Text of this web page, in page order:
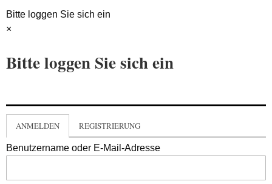
Bitte loggen Sie sich ein
×
Bitte loggen Sie sich ein
ANMELDEN REGISTRIERUNG
Benutzername oder E-Mail-Adresse